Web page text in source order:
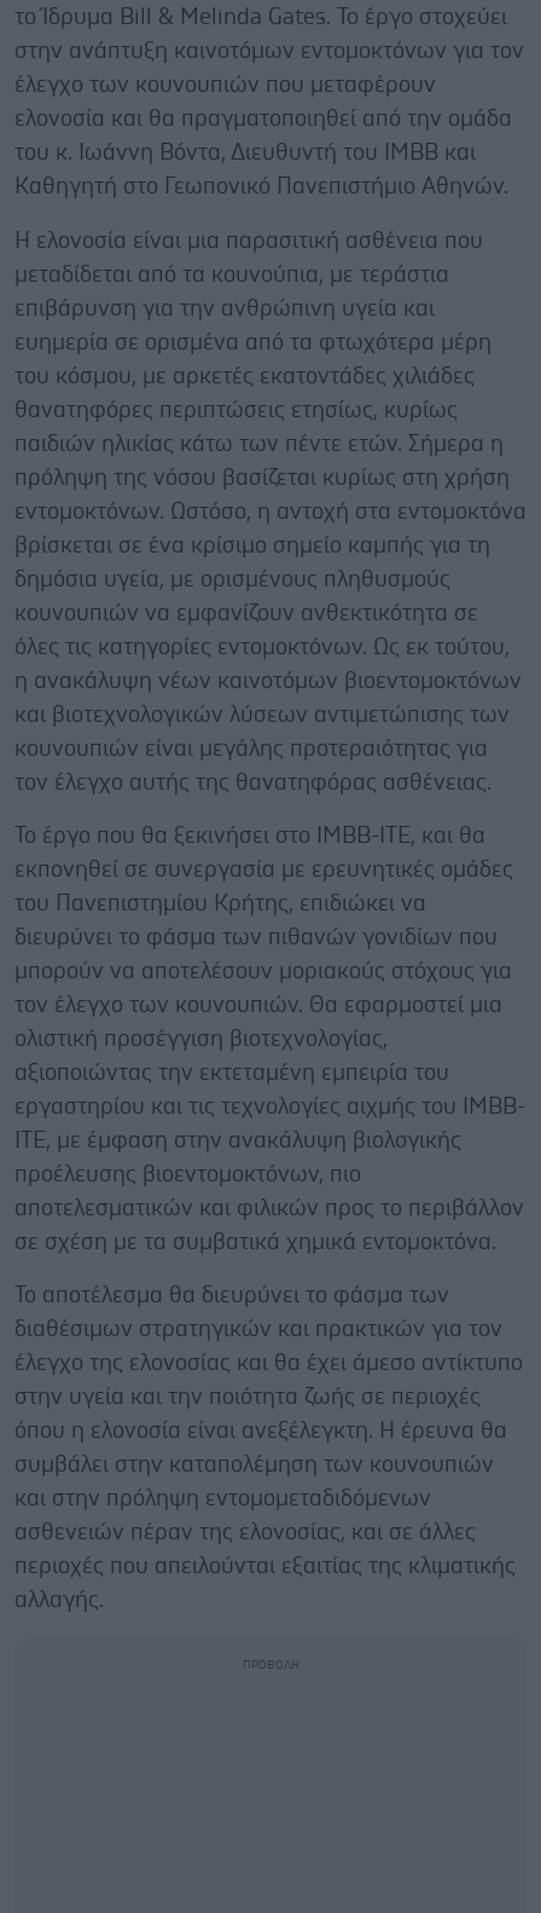
το Ίδρυμα Bill & Melinda Gates. Το έργο στοχεύει
στην ανάπτυξη καινοτόμων εντομοκτόνων για τον
έλεγχο των κουνουπιών που μεταφέρουν
ελονοσία και θα πραγματοποιηθεί από την ομάδα
του κ. Ιωάννη Βόντα, Διευθυντή του IMBB και
Καθηγητή στο Γεωπονικό Πανεπιστήμιο Αθηνών.
Η ελονοσία είναι μια παρασιτική ασθένεια που
μεταδίδεται από τα κουνούπια, με τεράστια
επιβάρυνση για την ανθρώπινη υγεία και
ευημερία σε ορισμένα από τα φτωχότερα μέρη
του κόσμου, με αρκετές εκατοντάδες χιλιάδες
θανατηφόρες περιπτώσεις ετησίως, κυρίως
παιδιών ηλικίας κάτω των πέντε ετών. Σήμερα η
πρόληψη της νόσου βασίζεται κυρίως στη χρήση
εντομοκτόνων. Ωστόσο, η αντοχή στα εντομοκτόνα
βρίσκεται σε ένα κρίσιμο σημείο καμπής για τη
δημόσια υγεία, με ορισμένους πληθυσμούς
κουνουπιών να εμφανίζουν ανθεκτικότητα σε
όλες τις κατηγορίες εντομοκτόνων. Ως εκ τούτου,
η ανακάλυψη νέων καινοτόμων βιοεντομοκτόνων
και βιοτεχνολογικών λύσεων αντιμετώπισης των
κουνουπιών είναι μεγάλης προτεραιότητας για
τον έλεγχο αυτής της θανατηφόρας ασθένειας.
Το έργο που θα ξεκινήσει στο IMBB-ΙΤΕ, και θα
εκπονηθεί σε συνεργασία με ερευνητικές ομάδες
του Πανεπιστημίου Κρήτης, επιδιώκει να
διευρύνει το φάσμα των πιθανών γονιδίων που
μπορούν να αποτελέσουν μοριακούς στόχους για
τον έλεγχο των κουνουπιών. Θα εφαρμοστεί μια
ολιστική προσέγγιση βιοτεχνολογίας,
αξιοποιώντας την εκτεταμένη εμπειρία του
εργαστηρίου και τις τεχνολογίες αιχμής του ΙΜΒΒ-
ΙΤΕ, με έμφαση στην ανακάλυψη βιολογικής
προέλευσης βιοεντομοκτόνων, πιο
αποτελεσματικών και φιλικών προς το περιβάλλον
σε σχέση με τα συμβατικά χημικά εντομοκτόνα.
Το αποτέλεσμα θα διευρύνει το φάσμα των
διαθέσιμων στρατηγικών και πρακτικών για τον
έλεγχο της ελονοσίας και θα έχει άμεσο αντίκτυπο
στην υγεία και την ποιότητα ζωής σε περιοχές
όπου η ελονοσία είναι ανεξέλεγκτη. Η έρευνα θα
συμβάλει στην καταπολέμηση των κουνουπιών
και στην πρόληψη εντομομεταδιδόμενων
ασθενειών πέραν της ελονοσίας, και σε άλλες
περιοχές που απειλούνται εξαιτίας της κλιματικής
αλλαγής.